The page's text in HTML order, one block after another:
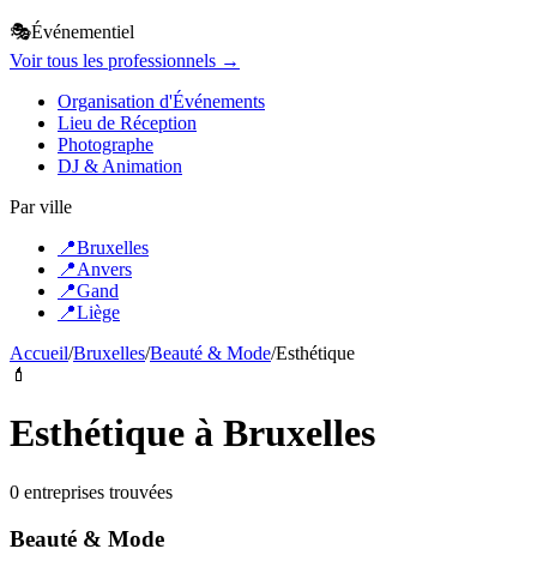
🎭Événementiel
Voir tous les professionnels →
Organisation d'Événements
Lieu de Réception
Photographe
DJ & Animation
Par ville
📍Bruxelles
📍Anvers
📍Gand
📍Liège
Accueil/Bruxelles/Beauté & Mode/Esthétique
💄
Esthétique à Bruxelles
0 entreprises trouvées
Beauté & Mode